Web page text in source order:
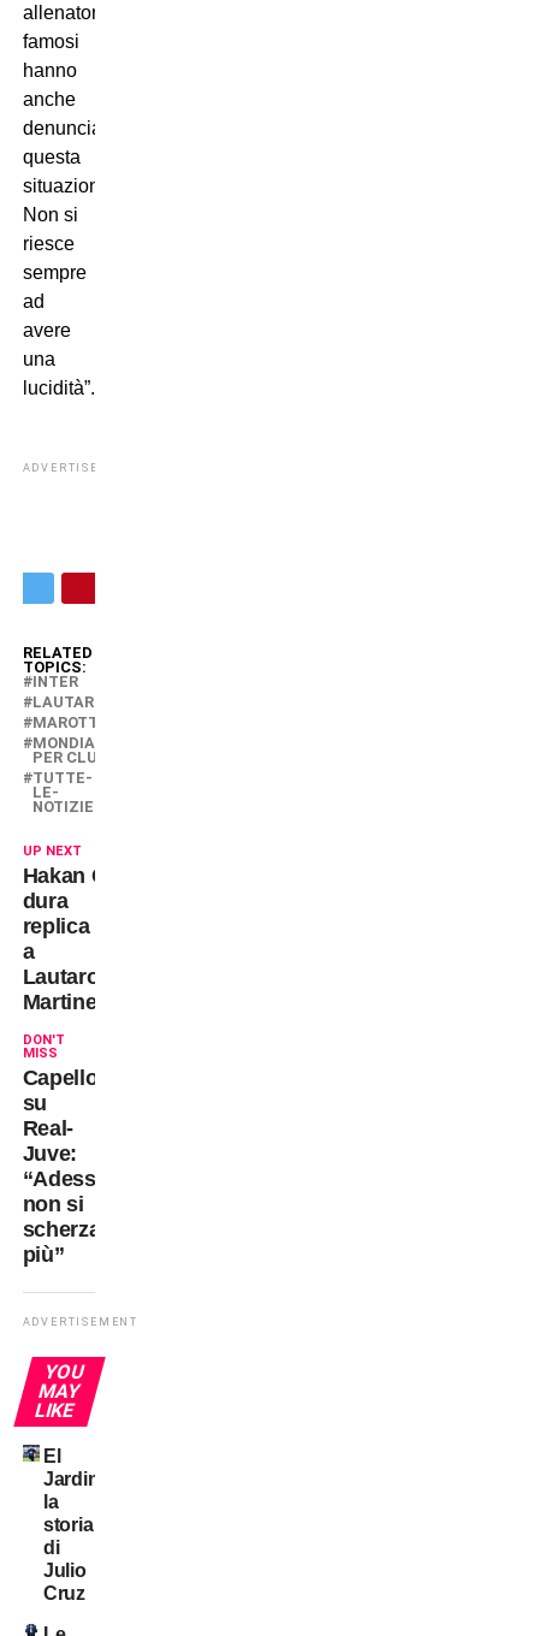
allenatori
famosi
hanno
anche
denunciato
questa
situazione.
Non si
riesce
sempre
ad
avere
una
lucidità”.
ADVERTISEMENT
RELATED
TOPICS:
INTER
LAUTARO
MAROTTA
MONDIALE
PER CLUB
TUTTE-
LE-
NOTIZIE
UP NEXT
Hakan Calhanoglu:
dura
replica
a
Lautaro
Martinez
DON'T
MISS
Capello
su
Real-
Juve:
“Adesso
non si
scherza
più”
ADVERTISEMENT
YOU
MAY
LIKE
El
Jardinero:
la
storia
di
Julio
Cruz